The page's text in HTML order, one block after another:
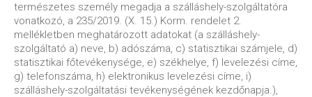
természetes személy megadja a szálláshely-szolgáltatóra
vonatkozó, a 235/2019. (X. 15.) Korm. rendelet 2.
mellékletben meghatározott adatokat (a szálláshely-
szolgáltató a) neve, b) adószáma, c) statisztikai számjele, d)
statisztikai főtevékenysége, e) székhelye, f) levelezési címe,
g) telefonszáma, h) elektronikus levelezési címe, i)
szálláshely-szolgáltatási tevékenységének kezdőnapja.),